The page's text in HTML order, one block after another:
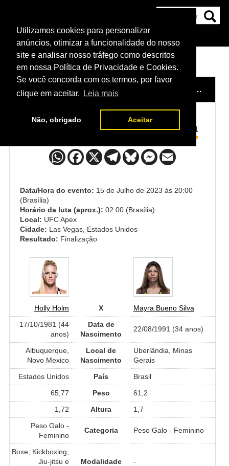
Utilizamos cookies para personalizar
anúncios, otimizar a funcionalidade do nosso
site e analisar nosso tráfego como descritos
em nossa Política de Privacidade e Cookies.
Se você concorda com os termos, por favor
clique em aceitar.
Leia mais
Não, obrigado Aceitar
NOTÍCIAS
HOME EVENTO / UFC VEGAS 77: HOLLY HOLM X MAYRA SILVA
Holly Holm x Mayra Bueno Silva
Data/Hora do evento: 15 de Julho de 2023 às 20:00
(Brasília)
Horário da luta (aprox.): 02:00 (Brasília)
Local: UFC Apex
Cidade: Las Vegas, Estados Unidos
Resultado: Finalização
Holly Holm X
Mayra Bueno Silva
17/10/1981 (44
anos)
Data de
Nascimento
22/08/1991 (34 anos)
Albuquerque,
Novo Mexico
Local de
Nascimento
Uberlândia, Minas
Gerais
Estados Unidos
País
Brasil
65,77
Peso
61,2
1,72
Altura
1,7
Peso Galo -
Feminino
Categoria Peso Galo - Feminino
Boxe, Kickboxing,
Jiu-jitsu e
Modalidade -